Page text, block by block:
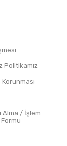
Politikamız
Alma / İşlem